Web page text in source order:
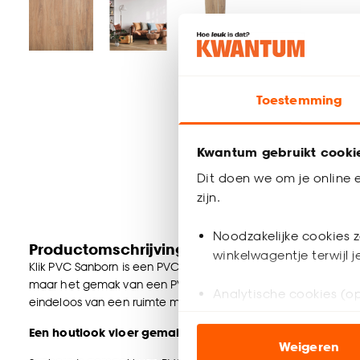
Toestemming
Kwantum gebruikt
Dit doen we om je online
zijn.
Noodzakelijke cookies
winkelwagentje terwijl
Analytische cookies
ook buiten deWeigeren
Productomschrijving
Klik PVC Sanborn is een PVC vloer met naturel eiken
maar het gemak van een PVC vloer. Leg de PVC vloer
eindeloos van een ruimte met een bijzondere uitstraling.
Een houtlook vloer gemakkelijk in onderhoud